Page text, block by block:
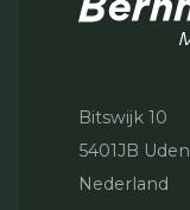
Bitswijk 10
5401JB Uden
Nederland